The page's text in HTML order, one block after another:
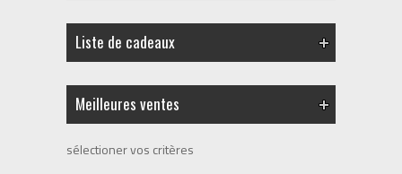
Liste de cadeaux
Meilleures ventes
sélectioner vos critères